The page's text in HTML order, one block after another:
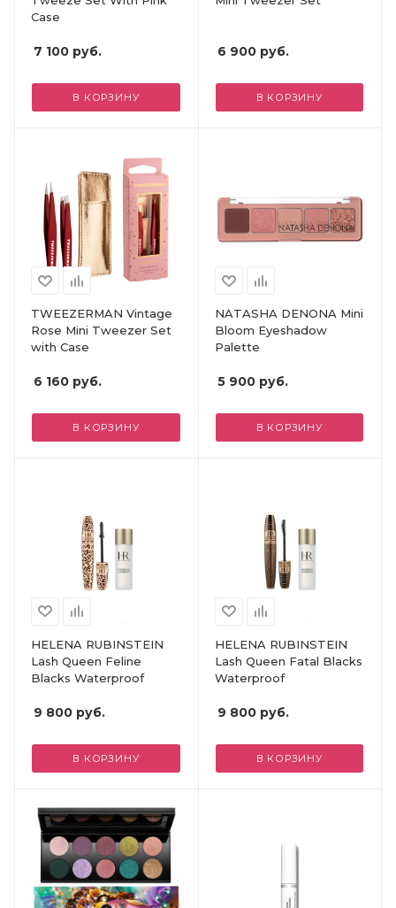
Case
7 100 руб.
В КОРЗИНУ
6 900руб.
В КОРЗИНУ
TWEEZERMAN Vintage
Rose Mini Tweezer Set
with Case
6 160 руб.
В КОРЗИНУ
NATASHA DENONA Mini
Bloom Eyeshadow
Palette
5 900руб.
В КОРЗИНУ
HELENA RUBINSTEIN
Lash Queen Feline
Blacks Waterproof
9 800 руб.
В КОРЗИНУ
HELENA RUBINSTEIN
Lash Queen Fatal Blacks
Waterproof
9 800руб.
В КОРЗИНУ